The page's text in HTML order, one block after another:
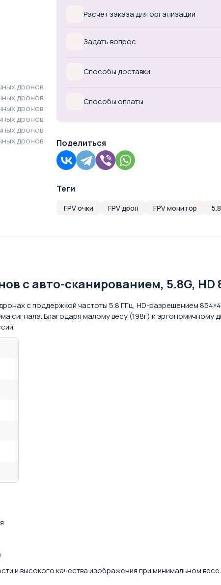
Расчет заказа для организаций
Задать вопрос
Способы доставки
Способы оплаты
Поделиться
Теги
FPV очки FPV дрон FPV монитор
с авто-сканированием, 5.8G, HD
с поддержкой частоты 5.8 ГГц, HD-разрешением
сигнала. Благодаря малому весу (198г) и эргономичному
и высокого качества изображения при минимальном весе.